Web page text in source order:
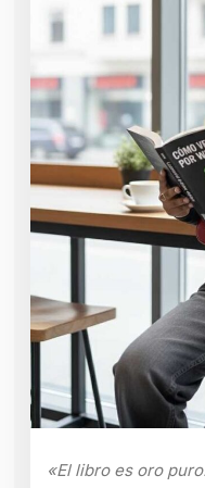
«El libro es oro